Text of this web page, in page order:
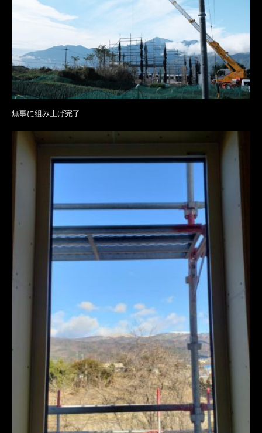
無事に組み上げ完了